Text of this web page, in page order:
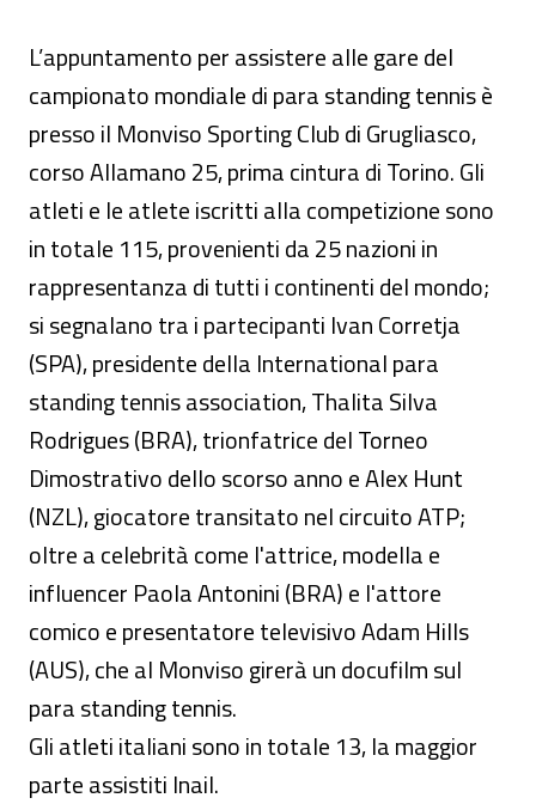
L’appuntamento per assistere alle gare del
campionato mondiale di para standing tennis è
presso il Monviso Sporting Club di Grugliasco,
corso Allamano 25, prima cintura di Torino. Gli
atleti e le atlete iscritti alla competizione sono
in totale 115, provenienti da 25 nazioni in
rappresentanza di tutti i continenti del mondo;
si segnalano tra i partecipanti Ivan Corretja
(SPA), presidente della International para
standing tennis association, Thalita Silva
Rodrigues (BRA), trionfatrice del Torneo
Dimostrativo dello scorso anno e Alex Hunt
(NZL), giocatore transitato nel circuito ATP;
oltre a celebrità come l'attrice, modella e
influencer Paola Antonini (BRA) e l'attore
comico e presentatore televisivo Adam Hills
(AUS), che al Monviso girerà un docufilm sul
para standing tennis.
Gli atleti italiani sono in totale 13, la maggior
parte assistiti Inail.